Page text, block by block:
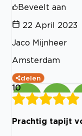
Beveelt aan
22 April 2023
Jaco Mijnheer
Amsterdam
delen
10
Prachtig tapijt